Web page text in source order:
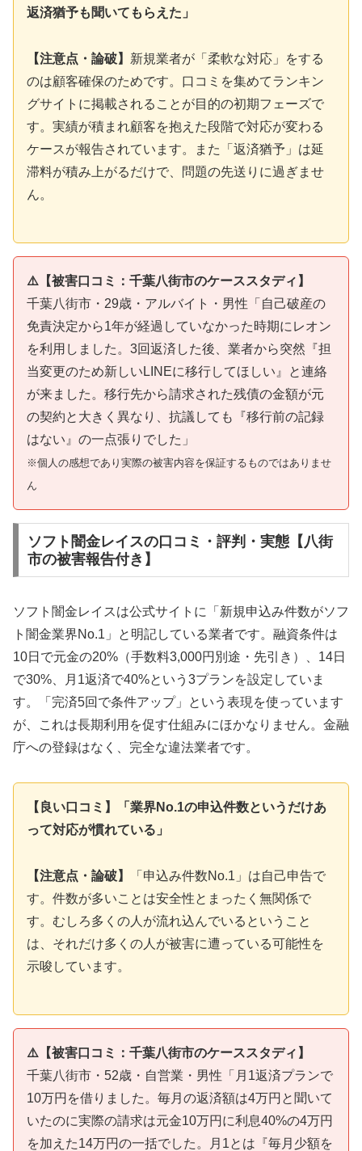
返済猶予も聞いてもらえた」
【注意点・論破】 新規業者が「柔軟な対応」をする
のは顧客確保のためです。口コミを集めてランキン
グサイトに掲載されることが目的の初期フェーズで
す。実績が積まれ顧客を抱えた段階で対応が変わる
ケースが報告されています。また「返済猶予」は延
滞料が積み上がるだけで、問題の先送りに過ぎませ
ん。
⚠️【被害口コミ：千葉八街市のケーススタディ】
千葉八街市・29歳・アルバイト・男性「自己破産の
免責決定から1年が経過していなかった時期にレオン
を利用しました。3回返済した後、業者から突然『担
当変更のため新しいLINEに移行してほしい』と連絡
が来ました。移行先から請求された残債の金額が元
の契約と大きく異なり、抗議しても『移行前の記録
はない』の一点張りでした」
※個人の感想であり実際の被害内容を保証するものではありませ
ん
ソフト闇金レイスの口コミ・評判・実態【八街
市の被害報告付き】
ソフト闇金レイスは公式サイトに「新規申込み件数がソフ
ト闇金業界No.1」と明記している業者です。融資条件は
10日で元金の20%（手数料3,000円別途・先引き）、14日
で30%、月1返済で40%という3プランを設定していま
す。「完済5回で条件アップ」という表現を使っています
が、これは長期利用を促す仕組みにほかなりません。金融
庁への登録はなく、完全な違法業者です。
【良い口コミ】「業界No.1の申込件数というだけあ
って対応が慣れている」
【注意点・論破】
「申込み件数No.1」は自己申告で
す。件数が多いことは安全性とまったく無関係で
す。むしろ多くの人が流れ込んでいるということ
は、それだけ多くの人が被害に遭っている可能性を
示唆しています。
⚠️【被害口コミ：千葉八街市のケーススタディ】
千葉八街市・52歳・自営業・男性「月1返済プランで
10万円を借りました。毎月の返済額は4万円と聞いて
いたのに実際の請求は元金10万円に利息40%の4万円
を加えた14万円の一括でした。月1とは『毎月少額を